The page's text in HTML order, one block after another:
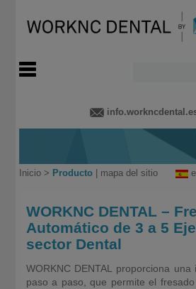
Inicio> Producto| mapa del sitio
WORKNC DENTAL –
Automático de 3 a 5
sector Dental
WORKNC DENTAL proporciona una
paso a paso, que permite el